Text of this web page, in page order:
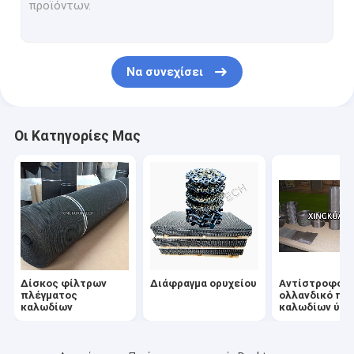
Πτυχωμένο πλέγμα καλωδίων
Πλεγμένο συρμάτινο πλέγμα από ανοξείδωτο χάλυβα
Διατρυπημένο πλέγμα καλωδίων
Ανθεκτικό ιστό έξι διαγώνων
Χειρουργικός δίσκος αποστείρωσης
Οθόνη φίλτρων πλέγματος καλωδίων
Να συνεχίσει
Οι Κατηγορίες Μας
Δίσκος φίλτρων
πλέγματος
καλωδίων
Διάφραγμα ορυχείου
Αντίστροφο
ολλανδικό
καλωδίων